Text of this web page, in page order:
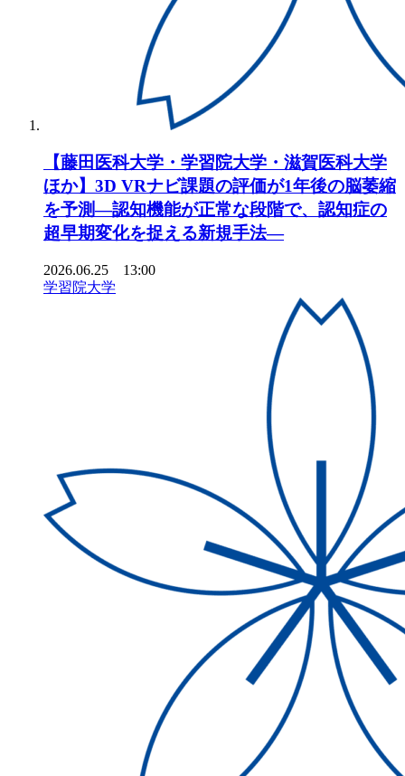
【藤田医科大学・学習院大学・滋賀医科大学
ほか】3D VRナビ課題の評価が1年後の脳萎縮
を予測―認知機能が正常な段階で、認知症の
超早期変化を捉える新規手法―
2026.06.25 13:00
学習院大学